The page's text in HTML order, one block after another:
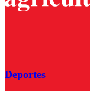
Deportes